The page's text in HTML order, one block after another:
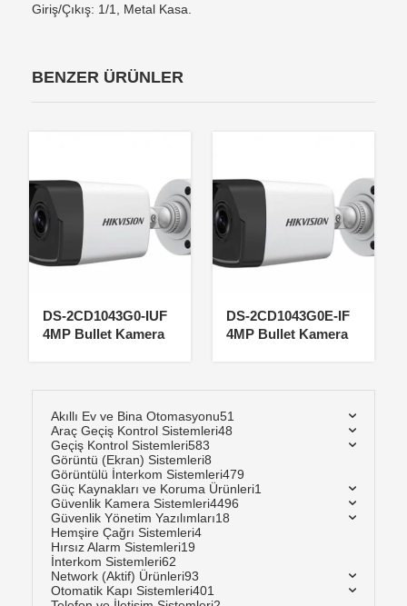
Giriş/Çıkış: 1/1, Metal Kasa.
BENZER ÜRÜNLER
DS-2CD1043G0-IUF
4MP Bullet Kamera
DS-2CD1043G0E-IF
4MP Bullet Kamera
Akıllı Ev ve Bina Otomasyonu51
Araç Geçiş Kontrol Sistemleri48
Geçiş Kontrol Sistemleri583
Görüntü (Ekran) Sistemleri8
Görüntülü İnterkom Sistemleri479
Güç Kaynakları ve Koruma Ürünleri1
Güvenlik Kamera Sistemleri4496
Güvenlik Yönetim Yazılımları18
Hemşire Çağrı Sistemleri4
Hırsız Alarm Sistemleri19
İnterkom Sistemleri62
Network (Aktif) Ürünleri93
Otomatik Kapı Sistemleri401